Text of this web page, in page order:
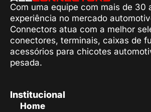
Com uma equipe com mais de 30
experiência no mercado
Connectors atua com a melhor
conectores, terminais, caixas de
acessórios para chicotes
pesada.
Institucional
Home